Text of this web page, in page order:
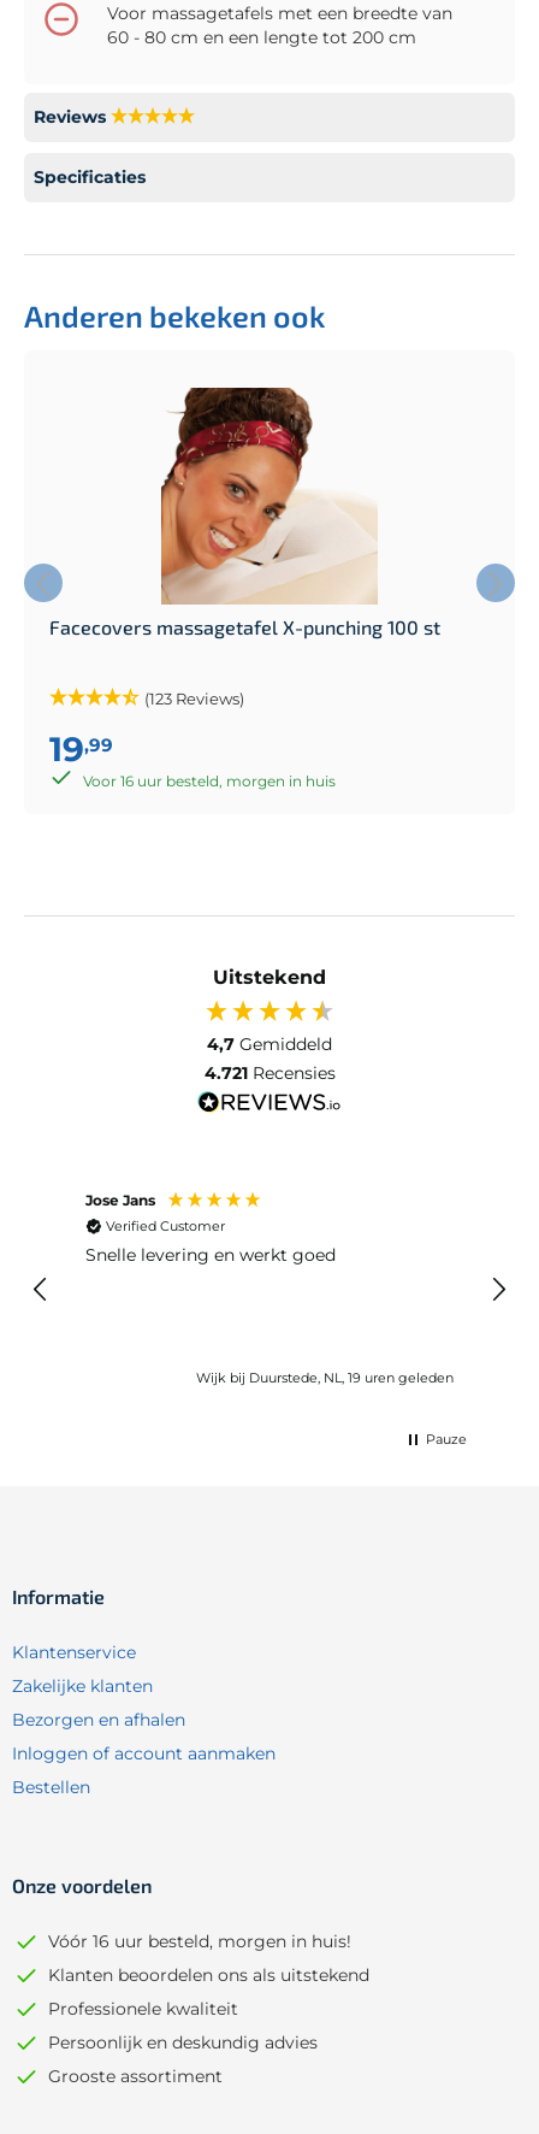
Voor massagetafels met een breedte van
60 - 80 cm en een lengte tot 200 cm
Reviews
Specificaties
Anderen bekeken ook
Facecovers massagetafel X-punching 100 st
(123 Reviews)
19,99
Voor 16 uur besteld, morgen in huis
Uitstekend
4,7 Gemiddeld
4.721 Recensies
Jose Jans
Verified Customer
Snelle levering en werkt goed
Wijk bij Duurstede, NL, 19 uren geleden
Pauze
Informatie
Klantenservice
Zakelijke klanten
Bezorgen en afhalen
Inloggen of account aanmaken
Bestellen
Onze voordelen
Vóór 16 uur besteld, morgen in huis!
Klanten beoordelen ons als uitstekend
Professionele kwaliteit
Persoonlijk en deskundig advies
Grooste assortiment